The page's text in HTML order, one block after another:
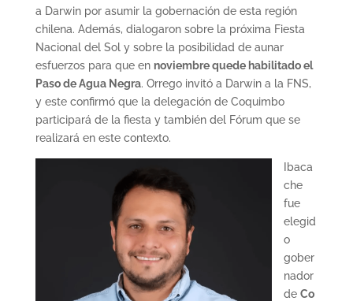
a Darwin por asumir la gobernación de esta región
chilena. Además, dialogaron sobre la próxima Fiesta
Nacional del Sol y sobre la posibilidad de aunar
esfuerzos para que en noviembre quede habilitado el
Paso de Agua Negra. Orrego invitó a Darwin a la FNS,
y este confirmó que la delegación de Coquimbo
participará de la fiesta y también del Fórum que se
realizará en este contexto.
Ibaca
che
fue
elegid
o
gober
nador
de Co